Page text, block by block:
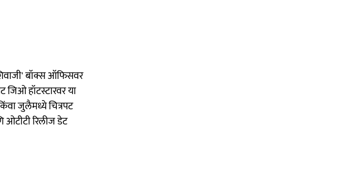
बॉक्स ऑफिसवर
जिओ हॉटस्टारवर या
जुलैमध्ये चित्रपट
ओटीटी रिलीज डेट